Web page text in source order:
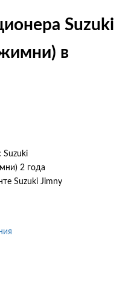
Suzuki
в
Suzuki
2 года
Suzuki Jimny